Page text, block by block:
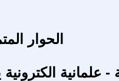
الحوار
علمانية